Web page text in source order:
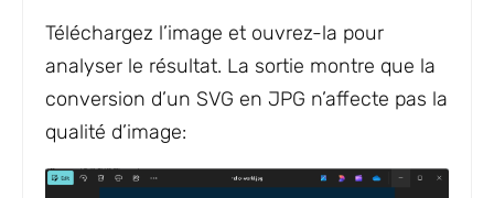
Téléchargez l’image et ouvrez-la pour
analyser le résultat. La sortie montre que la
conversion d’un SVG en JPG n’affecte pas la
qualité d’image: